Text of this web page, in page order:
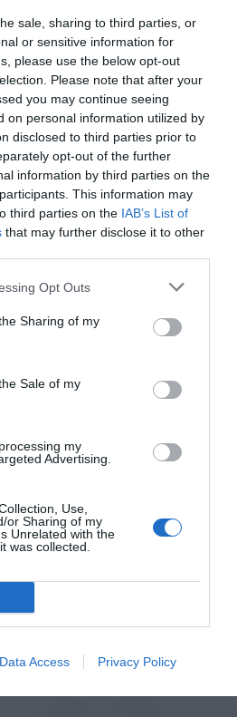
sale, sharing to third parties, or
or sensitive information for
please use the below opt-out
Please note that after your
you may continue seeing
on personal information utilized by
disclosed to third parties prior to
opt-out of the further
information by third parties on the
This information may
third parties on the IAB’s List of
that may further disclose it to other
Opt Outs
Sharing of my
Sale of my
my
Advertising.
Use,
or Sharing of my
Unrelated with the
was collected.
Data Access Privacy Policy